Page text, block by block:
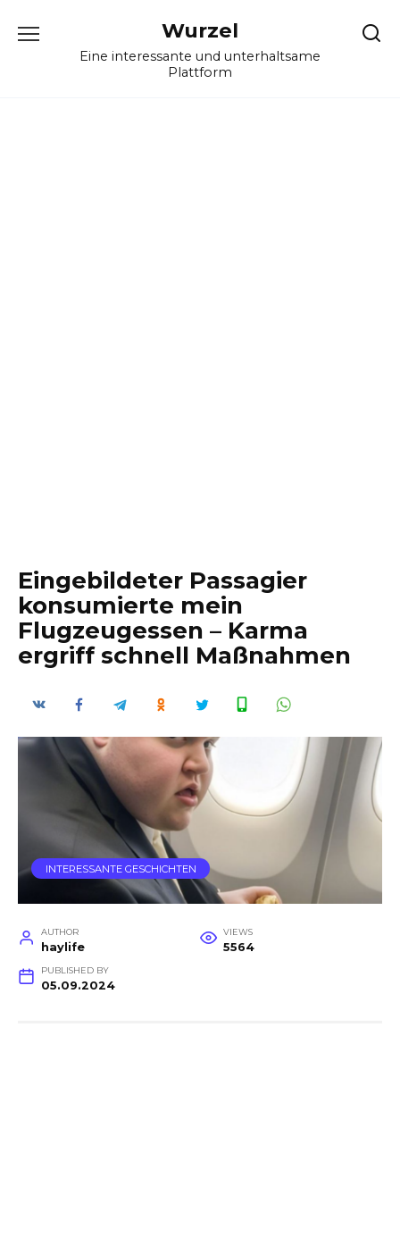
Wurzel
Eine interessante und unterhaltsame
Plattform
Eingebildeter Passagier
konsumierte mein
Flugzeugessen – Karma
ergriff schnell Maßnahmen
INTERESSANTE GESCHICHTEN
AUTHOR
haylife
VIEWS
5564
PUBLISHED BY
05.09.2024